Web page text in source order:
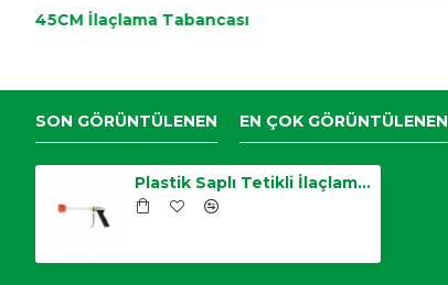
45CM İlaçlama Tabancası
SON GÖRÜNTÜLENEN EN ÇOK GÖRÜNTÜLENEN
Plastik Saplı Tetikli İlaçlama Tabancası